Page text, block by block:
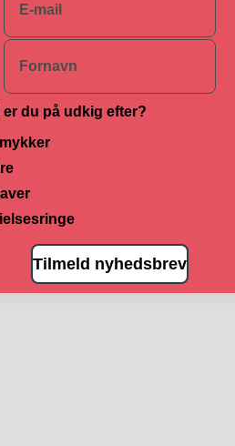
Navn
er du på udkig efter?
Tilmeld nyhedsbrev